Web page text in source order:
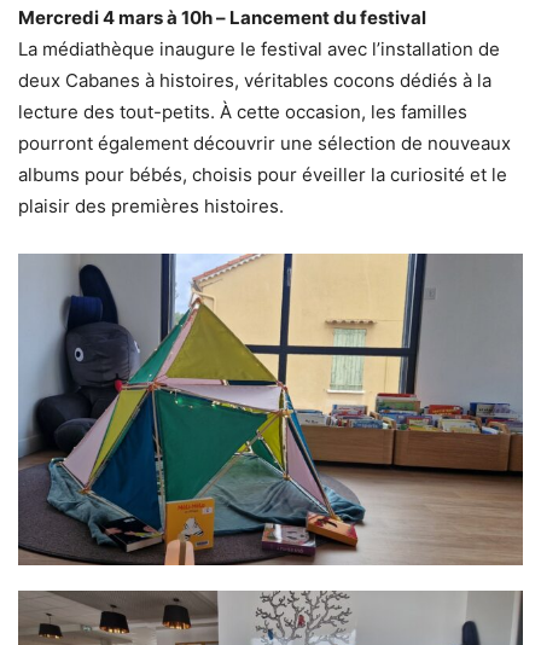
Mercredi 4 mars à 10h – Lancement du festival
La médiathèque inaugure le festival avec l’installation de
deux Cabanes à histoires, véritables cocons dédiés à la
lecture des tout-petits. À cette occasion, les familles
pourront également découvrir une sélection de nouveaux
albums pour bébés, choisis pour éveiller la curiosité et le
plaisir des premières histoires.